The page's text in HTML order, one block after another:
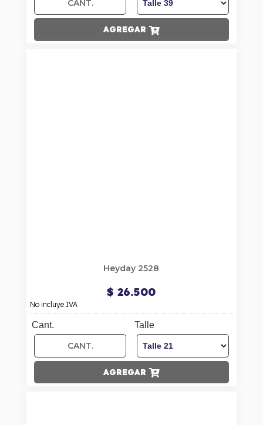
AGREGAR
Heyday 2528
$ 26.500
No incluye IVA
Cant. Talle
AGREGAR